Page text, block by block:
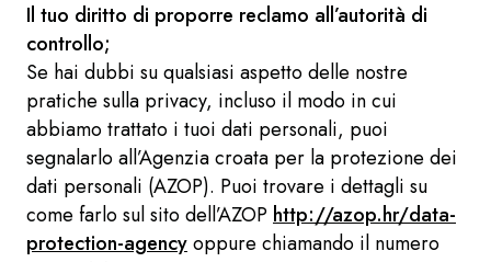
Il tuo diritto di proporre reclamo all’autorità di
controllo;
Se hai dubbi su qualsiasi aspetto delle nostre
pratiche sulla privacy, incluso il modo in cui
abbiamo trattato i tuoi dati personali, puoi
segnalarlo all’Agenzia croata per la protezione dei
dati personali (AZOP). Puoi trovare i dettagli su
come farlo sul sito dell’AZOP http://azop.hr/data-
protection-agencyoppure chiamando il numero